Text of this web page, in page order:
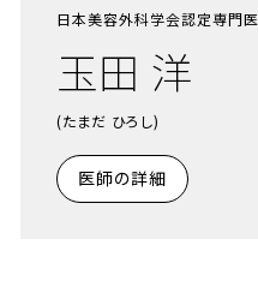
日本美容外科学会認定専門医
玉田 洋
(たまだ ひろし)
医師の詳細